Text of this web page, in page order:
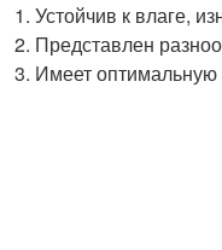
Устойчив к влаге,
Представлен
Имеет